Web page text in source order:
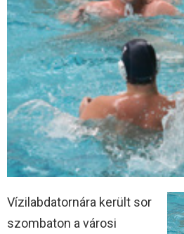
Vízilabdatornára került sor
szombaton a városi